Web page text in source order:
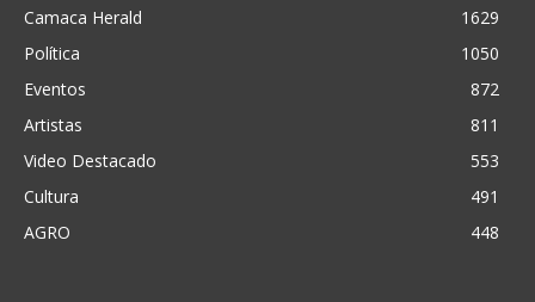
Camaca Herald
1629
Política
1050
Eventos
872
Artistas
811
Video Destacado
553
Cultura
491
AGRO
448